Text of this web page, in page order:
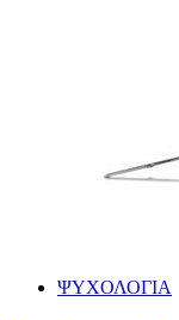
ΨΥΧΟΛΟΓΙΑ